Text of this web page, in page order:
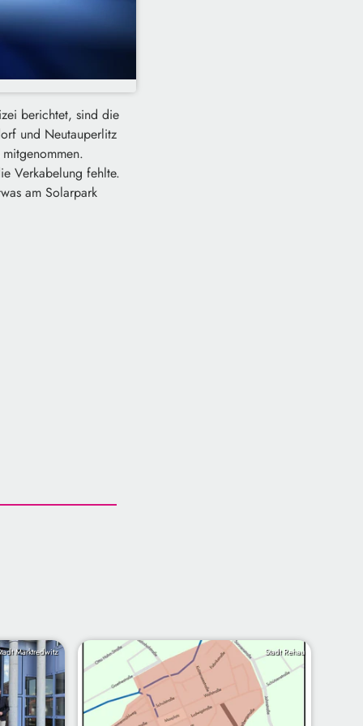
berichtet, sind die
und Neutauperlitz
Verkabelung fehlte.
am Solarpark
Marktredwitz Stadt Rehau